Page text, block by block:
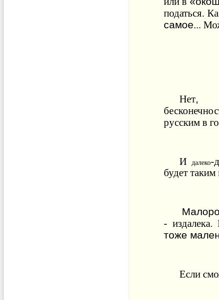
податься.
самое...
Нет
русским в
И далеко-
будет таким
- издалека.
тоже
Если